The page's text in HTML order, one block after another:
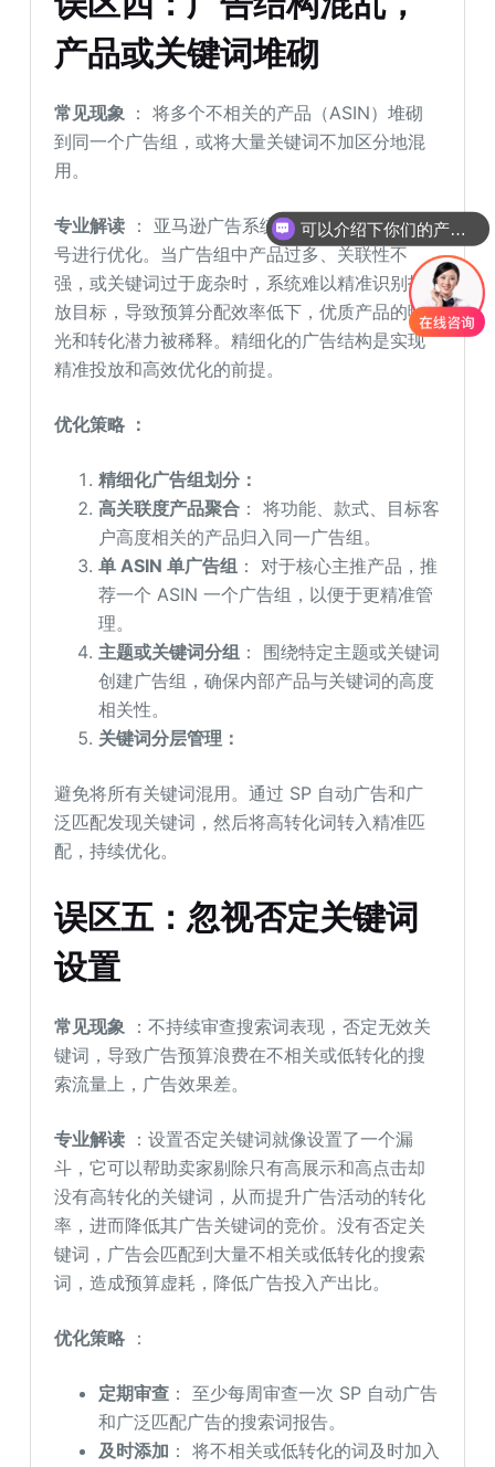
产品或关键词堆砌
常见现象 ： 将多个不相关的产品（ASIN）堆砌
到同一个广告组，或将大量关键词不加区分地混
用。
专业解读 ： 亚马逊广告系统依赖清晰的结构和信
号进行优化。当广告组中产品过多、关联性不
强，或关键词过于庞杂时，系统难以精准识别投
放目标，导致预算分配效率低下，优质产品的曝
光和转化潜力被稀释。精细化的广告结构是实现
精准投放和高效优化的前提。
优化策略 ：
精细化广告组划分：
高关联度产品聚合 ： 将功能、款式、目标客
户高度相关的产品归入同一广告组。
单ASIN 单广告组 ： 对于核心主推产品，推
荐一个 ASIN 一个广告组，以便于更精准管
理。
主题或关键词分组 ： 围绕特定主题或关键词
创建广告组，确保内部产品与关键词的高度
相关性。
关键词分层管理：
避免将所有关键词混用。通过 SP 自动广告和广
泛匹配发现关键词，然后将高转化词转入精准匹
配，持续优化。
误区五：忽视否定关键词
设置
常见现象 ：不持续审查搜索词表现，否定无效关
键词，导致广告预算浪费在不相关或低转化的搜
索流量上，广告效果差。
专业解读 ：设置否定关键词就像设置了一个漏
斗，它可以帮助卖家剔除只有高展示和高点击却
没有高转化的关键词，从而提升广告活动的转化
率，进而降低其广告关键词的竞价。没有否定关
键词，广告会匹配到大量不相关或低转化的搜索
词，造成预算虚耗，降低广告投入产出比。
优化策略 ：
定期审查 ： 至少每周审查一次 SP 自动广告
和广泛匹配广告的搜索词报告。
及时添加 ： 将不相关或低转化的词及时加入
可以介绍下你们的产品么